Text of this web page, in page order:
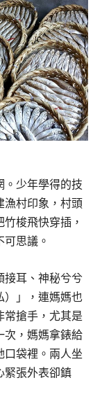
。少年學得的技
漁村印象，村頭
梭飛快穿插，
思議。
接耳、神秘兮兮
）」，連媽媽也
常搶手，尤其是
次，媽媽拿錶給
口袋裡。兩人坐
緊張外表卻鎮